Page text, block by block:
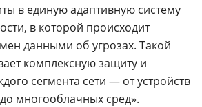
в единую адаптивную систему
в которой происходит
данными об угрозах. Такой
комплексную защиту и
сегмента сети — от устройств
до многооблачных сред».